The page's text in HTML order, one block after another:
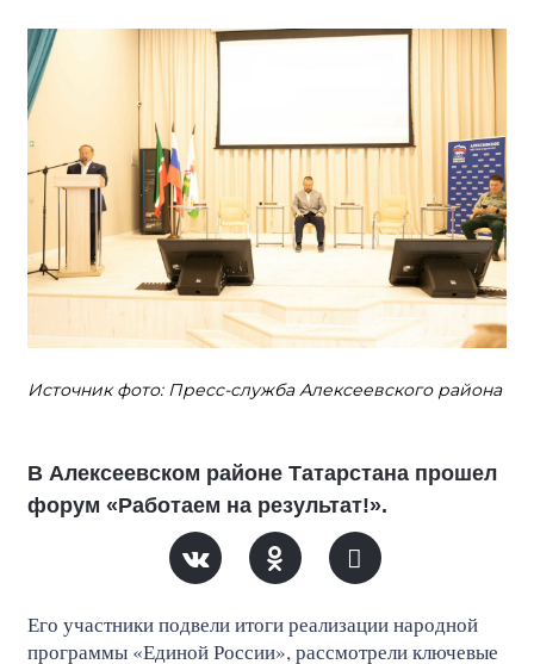
Источник фото: Пресс-служба Алексеевского района
В Алексеевском районе Татарстана прошел
форум «Работаем на результат!».
Его участники подвели итоги реализации народной
программы «Единой России», рассмотрели ключевые